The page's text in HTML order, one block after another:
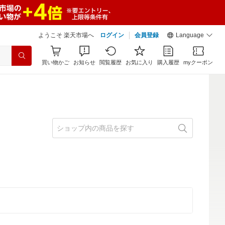
ようこそ 楽天市場へ ログイン 会員登録 Language
買い物かご お知らせ 閲覧履歴 お気に入り 購入履歴 myクーポン